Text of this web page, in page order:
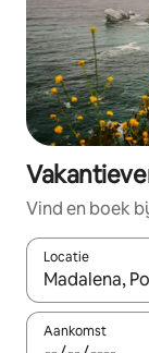
Vind en boek
Locatie
Wanneer er
Aankomst